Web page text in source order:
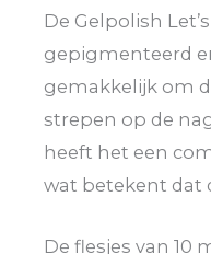
De Gelpolish
gepigmenteerd
gemakkelijk om
strepen op de
heeft het een
wat betekent dat
De flesjes van 10